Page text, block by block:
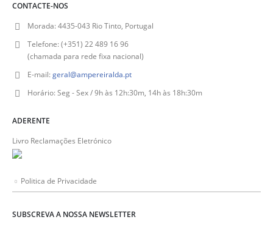
CONTACTE-NOS
Morada:4435-043 Rio Tinto, Portugal
Telefone:(+351) 22 489 16 96
(chamada para rede fixa nacional)
E-mail:geral@ampereiralda.pt
Horário:Seg - Sex / 9h às 12h:30m, 14h às 18h:30m
ADERENTE
Livro Reclamações Eletrónico
Politica de Privacidade
SUBSCREVA A NOSSA NEWSLETTER